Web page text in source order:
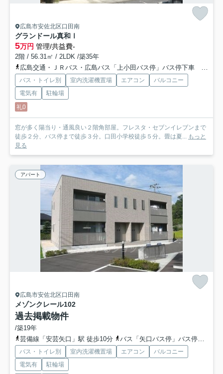
広島市安佐北区口田南
グランドール真和Ⅰ
5万円 管理/共益費-
2階 / 56.31㎡ / 2LDK /築35年
広島交通・ＪＲバス・広島バス「上小田バス停」バス停下車 徒歩3分
バス・トイレ別 室内洗濯機置場 エアコン
バルコニー
電気有
駐輪場
礼0
窓が多く陽当り・通風良い２階角部屋。フレスタ・セブンイレブンまで
徒歩２分、バス停まで徒歩３分。口田小学校徒歩５分。畳は夏...
もっと
見る
アパート
広島市安佐北区口田南
メゾンクレール102
過去掲載物件
/築19年
芸備線「安芸矢口」駅 徒歩10分
バス「矢口バス停」バス停下車 徒歩7分
バス・トイレ別 室内洗濯機置場 エアコン
バルコニー
電気有
駐輪場